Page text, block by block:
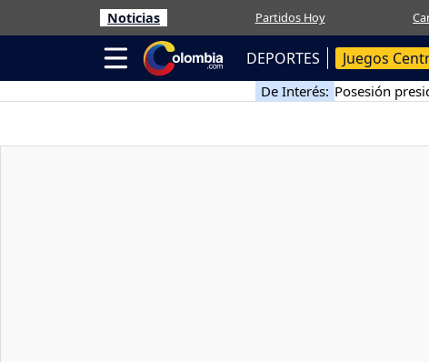
Noticias Partidos Hoy
DEPORTES Juegos
De Interés: Posesión